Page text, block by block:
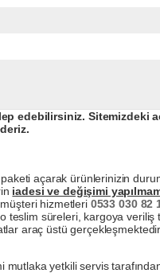
edebilirsiniz. Sitemizdeki
açarak ürünlerinizin
iadesi ve değişimi
hizmetleri 0533 030 82
teslim süreleri, kargoya veriliş
araç üstü
yetkili servis tarafından